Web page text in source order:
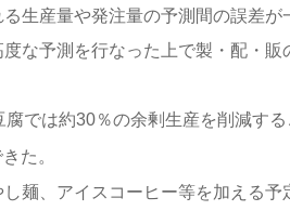
生産量や発注量の予測間の誤差が
な予測を行なった上で製・配・販
では約30％の余剰生産を削減す
た。
麺、アイスコーヒー等を加える予